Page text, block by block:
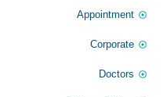
Appointment
Corporate
Doctors